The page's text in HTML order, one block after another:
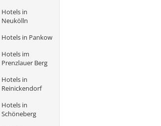
Hotels in
Neukölln
Hotels in Pankow
Hotels im
Prenzlauer Berg
Hotels in
Reinickendorf
Hotels in
Schöneberg